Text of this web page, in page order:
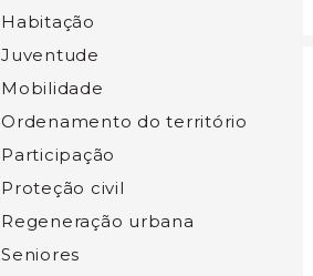
Habitação
Juventude
Mobilidade
Ordenamento do território
Participação
Proteção civil
Regeneração urbana
Seniores